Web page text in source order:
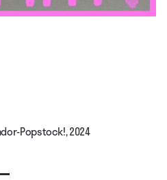
Popstock!, 2024